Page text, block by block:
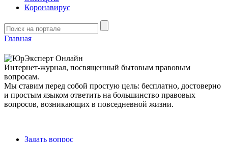
Коронавирус
Главная
Интернет-журнал, посвященный бытовым правовым
вопросам.
Мы ставим перед собой простую цель: бесплатно, достоверно
и простым языком ответить на большинство правовых
вопросов, возникающих в повседневной жизни.
Задать вопрос